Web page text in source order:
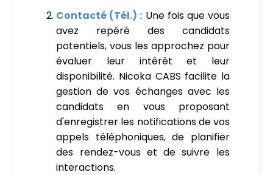
Contacté (Tél.) : Une fois que vous
avez repéré des candidats
potentiels, vous les approchez pour
évaluer leur intérêt et leur
disponibilité. Nicoka CABS facilite la
gestion de vos échanges avec les
candidats en vous proposant
d'enregistrer les notifications de vos
appels téléphoniques, de planifier
des rendez-vous et de suivre les
interactions.